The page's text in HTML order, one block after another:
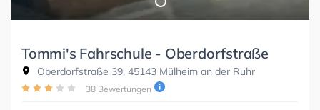
Tommi's Fahrschule - Oberdorfstraße
Oberdorfstraße 39, 45143 Mülheim an der Ruhr
38 Bewertungen